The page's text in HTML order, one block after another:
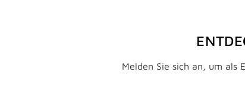
Melden Sie sich an, um als